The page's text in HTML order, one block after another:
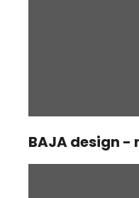
BAJA design -